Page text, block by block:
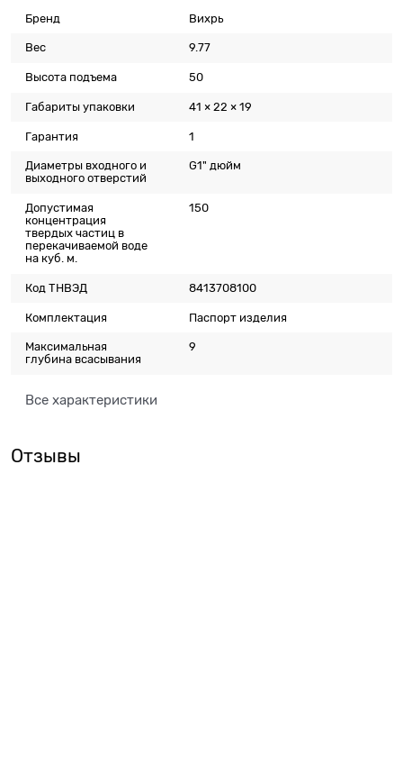
Бренд Вихрь
Вес 9.77
Высота подъема 50
Габариты упаковки 41 × 22 × 19
Гарантия 1
Диаметры входного и
выходного отверстий
G1" дюйм
Допустимая
концентрация
твердых частиц в
перекачиваемой воде
на куб. м.
150
Код ТНВЭД 8413708100
Комплектация Паспорт изделия
Максимальная
глубина всасывания
9
Все характеристики
Отзывы